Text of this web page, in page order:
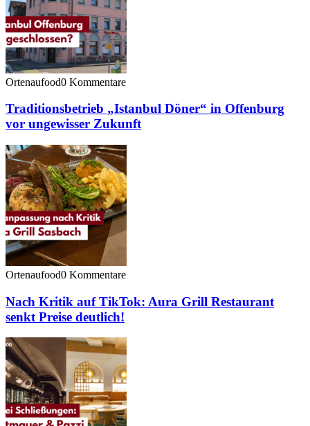
Ortenaufood0 Kommentare
Traditionsbetrieb „Istanbul Döner“ in Offenburg
vor ungewisser Zukunft
Ortenaufood0 Kommentare
Nach Kritik auf TikTok: Aura Grill Restaurant
senkt Preise deutlich!